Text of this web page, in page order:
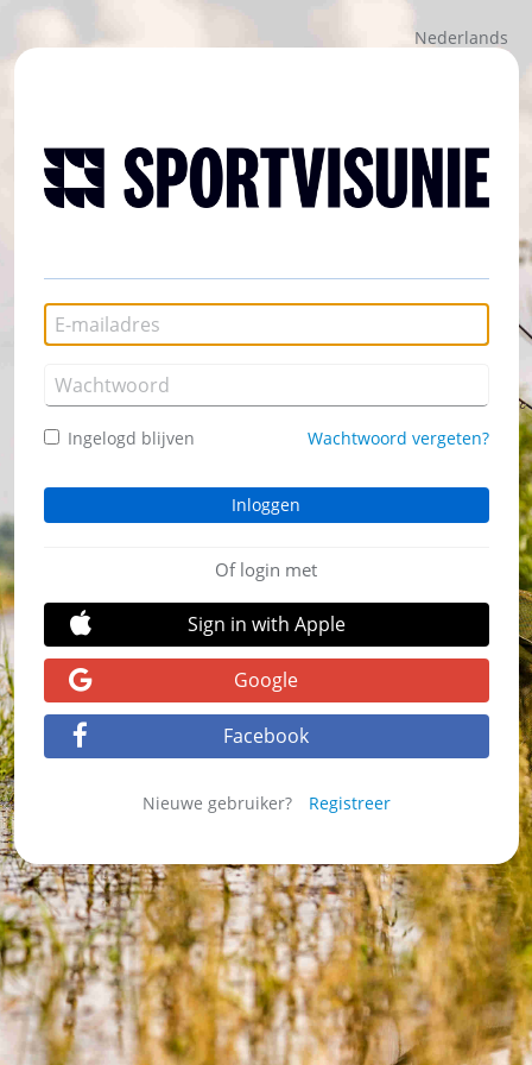
Nederlands
Ingelogd blijven Wachtwoord vergeten?
Of login met
Sign in with Apple
Google
Facebook
Nieuwe gebruiker? Registreer